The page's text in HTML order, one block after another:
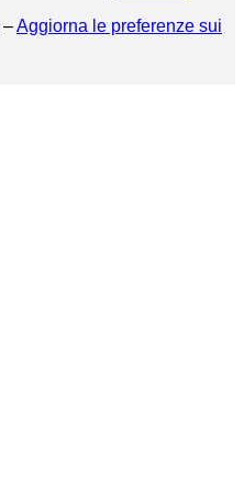
–Aggiorna le preferenze sui